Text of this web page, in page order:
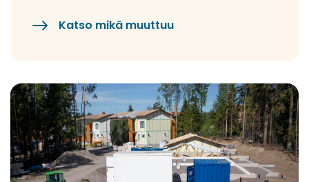
Katso mikä muuttuu